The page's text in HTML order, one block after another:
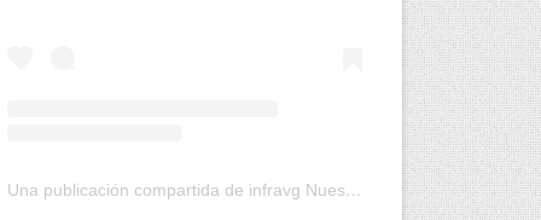
Una publicación compartida de infravg Nuestros Viajes (@infravg)